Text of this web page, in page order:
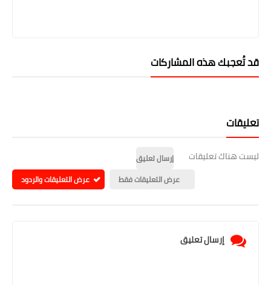
قد تُعجبك هذه المشاركات
تعليقات
ليست هناك تعليقات
إرسال تعليق
عرض التعليقات فقط
عرض التعليقات والردود
إرسال تعليق